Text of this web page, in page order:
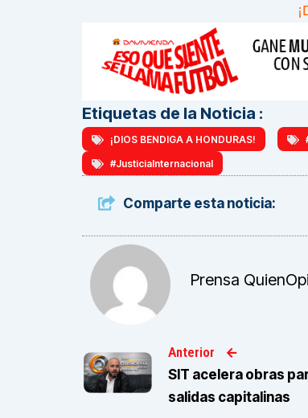
Etiquetas de la Noticia :
¡DIOS BENDIGA A HONDURAS!
#JusticiaInternacional
Comparte esta noticia:
Prensa
Anterior
SIT acelera obras
salidas capitalinas